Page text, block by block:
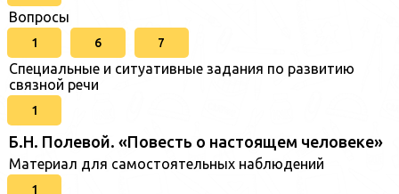
Вопросы
1 6 7
Специальные и ситуативные задания по развитию
связной речи
1
Б.Н. Полевой. «Повесть о настоящем человеке»
Материал для самостоятельных наблюдений
1